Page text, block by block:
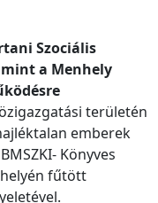
Szociális
a Menhely
területén
emberek
Könyves
fűtött